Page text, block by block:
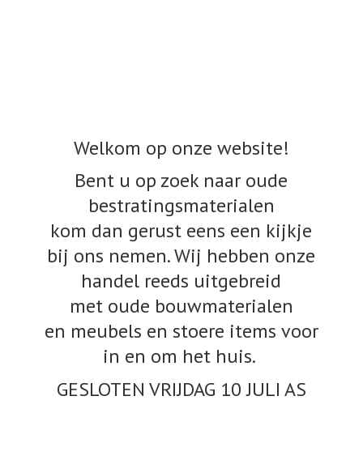
Welkom op onze website!
Bent u op zoek naar oude
bestratingsmaterialen
kom dan gerust eens een kijkje
bij ons nemen. Wij hebben onze
handel reeds uitgebreid
met oude bouwmaterialen
en meubels en stoere items voor
in en om het huis.
GESLOTEN VRIJDAG 10JULI AS